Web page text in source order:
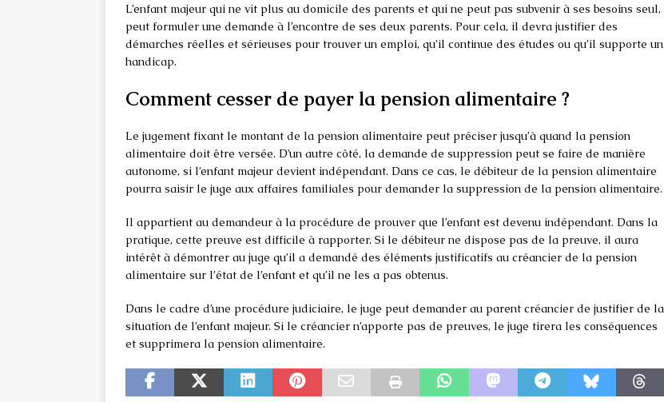
L’enfant majeur qui ne vit plus au domicile des parents et qui ne peut pas subvenir à ses besoins seul,
peut formuler une demande à l’encontre de ses deux parents. Pour cela, il devra justifier des
démarches réelles et sérieuses pour trouver un emploi, qu’il continue des études ou qu’il supporte un
handicap.
Comment cesser de payer la pension alimentaire ?
Le jugement fixant le montant de la pension alimentaire peut préciser jusqu’à quand la pension
alimentaire doit être versée. D’un autre côté, la demande de suppression peut se faire de manière
autonome, si l’enfant majeur devient indépendant. Dans ce cas, le débiteur de la pension alimentaire
pourra saisir le juge aux affaires familiales pour demander la suppression de la pension alimentaire.
Il appartient au demandeur à la procédure de prouver que l’enfant est devenu indépendant. Dans la
pratique, cette preuve est difficile à rapporter. Si le débiteur ne dispose pas de la preuve, il aura
intérêt à démontrer au juge qu’il a demandé des éléments justificatifs au créancier de la pension
alimentaire sur l’état de l’enfant et qu’il ne les a pas obtenus.
Dans le cadre d’une procédure judiciaire, le juge peut demander au parent créancier de justifier de la
situation de l’enfant majeur. Si le créancier n’apporte pas de preuves, le juge tirera les conséquences
et supprimera la pension alimentaire.